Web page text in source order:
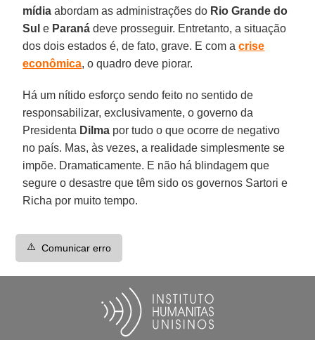
mídia abordam as administrações do Rio Grande do
Sul e Paraná deve prosseguir. Entretanto, a situação
dos dois estados é, de fato, grave. E com acrise
econômica, o quadro deve piorar.
Há um nítido esforço sendo feito no sentido de
responsabilizar, exclusivamente, o governo da
Presidenta Dilma por tudo o que ocorre de negativo
no país. Mas, às vezes, a realidade simplesmente se
impõe. Dramaticamente. E não há blindagem que
segure o desastre que têm sido os governos Sartori e
Richa por muito tempo.
⚠️ Comunicar erro